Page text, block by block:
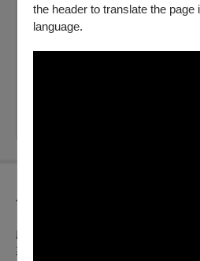
the header to translate the page
language.
府中15
提供電子票
節目介紹
劇情片｜2024｜加拿大｜Color｜
幕